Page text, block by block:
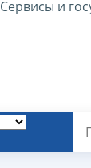
Сервисы и